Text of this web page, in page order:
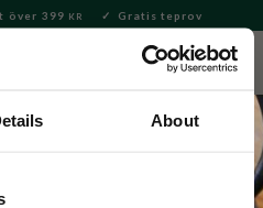
About
över 399 KR Gratis teprov